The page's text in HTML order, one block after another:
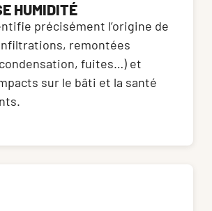
HUMIDITÉ
précisément l’origine de
remontées
fuites…) et
sur le bâti et la santé